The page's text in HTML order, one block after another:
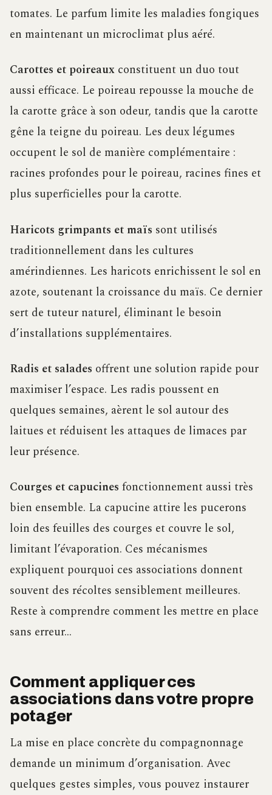
tomates. Le parfum limite les maladies fongiques
en maintenant un microclimat plus aéré.
Carottes et poireaux constituent un duo tout
aussi efficace. Le poireau repousse la mouche de
la carotte grâce à son odeur, tandis que la carotte
gêne la teigne du poireau. Les deux légumes
occupent le sol de manière complémentaire :
racines profondes pour le poireau, racines fines et
plus superficielles pour la carotte.
Haricots grimpants et maïs sont utilisés
traditionnellement dans les cultures
amérindiennes. Les haricots enrichissent le sol en
azote, soutenant la croissance du maïs. Ce dernier
sert de tuteur naturel, éliminant le besoin
d’installations supplémentaires.
Radis et salades offrent une solution rapide pour
maximiser l’espace. Les radis poussent en
quelques semaines, aèrent le sol autour des
laitues et réduisent les attaques de limaces par
leur présence.
Courges et capucines fonctionnement aussi très
bien ensemble. La capucine attire les pucerons
loin des feuilles des courges et couvre le sol,
limitant l’évaporation. Ces mécanismes
expliquent pourquoi ces associations donnent
souvent des récoltes sensiblement meilleures.
Reste à comprendre comment les mettre en place
sans erreur…
Comment appliquer ces
associations dans votre propre
potager
La mise en place concrète du compagnonnage
demande un minimum d’organisation. Avec
quelques gestes simples, vous pouvez instaurer